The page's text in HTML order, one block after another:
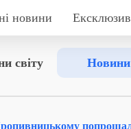
новини
світу Новини